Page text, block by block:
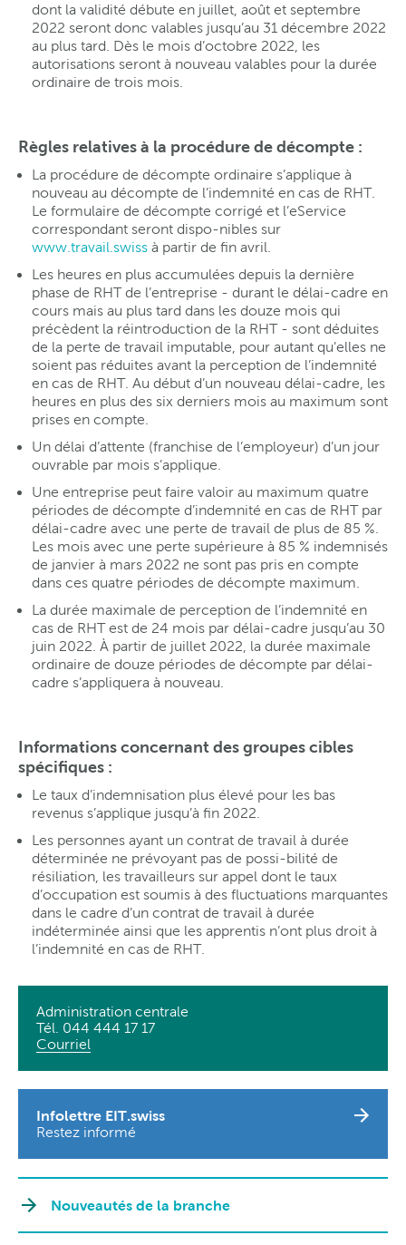
dont la validité débute en juillet, août et septembre
2022 seront donc valables jusqu’au 31 décembre 2022
au plus tard. Dès le mois d’octobre 2022, les
autorisations seront à nouveau valables pour la durée
ordinaire de trois mois.
Règles relatives à la procédure de décompte :
La procédure de décompte ordinaire s’applique à
nouveau au décompte de l’indemnité en cas de RHT.
Le formulaire de décompte corrigé et l’eService
correspondant seront dispo-nibles sur
www.travail.swiss à partir de fin avril.
Les heures en plus accumulées depuis la dernière
phase de RHT de l’entreprise - durant le délai-cadre en
cours mais au plus tard dans les douze mois qui
précèdent la réintroduction de la RHT - sont déduites
de la perte de travail imputable, pour autant qu’elles ne
soient pas réduites avant la perception de l’indemnité
en cas de RHT. Au début d’un nouveau délai-cadre, les
heures en plus des six derniers mois au maximum sont
prises en compte.
Un délai d’attente (franchise de l’employeur) d’un jour
ouvrable par mois s’applique.
Une entreprise peut faire valoir au maximum quatre
périodes de décompte d’indemnité en cas de RHT par
délai-cadre avec une perte de travail de plus de 85 %.
Les mois avec une perte supérieure à 85 % indemnisés
de janvier à mars 2022 ne sont pas pris en compte
dans ces quatre périodes de décompte maximum.
La durée maximale de perception de l’indemnité en
cas de RHT est de 24 mois par délai-cadre jusqu’au 30
juin 2022. À partir de juillet 2022, la durée maximale
ordinaire de douze périodes de décompte par délai-
cadre s’appliquera à nouveau.
Informations concernant des groupes cibles
spécifiques :
Le taux d’indemnisation plus élevé pour les bas
revenus s’applique jusqu’à fin 2022.
Les personnes ayant un contrat de travail à durée
déterminée ne prévoyant pas de possi-bilité de
résiliation, les travailleurs sur appel dont le taux
d’occupation est soumis à des fluctuations marquantes
dans le cadre d’un contrat de travail à durée
indéterminée ainsi que les apprentis n’ont plus droit à
l’indemnité en cas de RHT.
Administration centrale
Tél. 044 444 17 17
Courriel
Infolettre EIT.swiss
Restez informé
Nouveautés de la branche